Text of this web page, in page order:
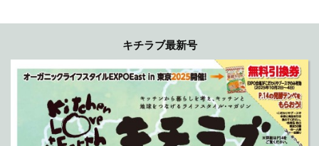
キチラブ最新号